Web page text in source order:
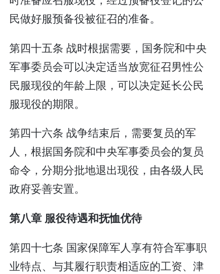
民做好服预备役被征召的准备。
第四十五条 战时根据需要，国务院和中央
军事委员会可以决定适当放宽征召男性公
民服现役的年龄上限，可以决定延长公民
服现役的期限。
第四十六条 战争结束后，需要复员的军
人，根据国务院和中央军事委员会的复员
命令，分期分批地退出现役，由各级人民
政府妥善安置。
第八章 服役待遇和抚恤优待
第四十七条 国家保障军人享有符合军事职
业特点、与其履行职责相适应的工资、津